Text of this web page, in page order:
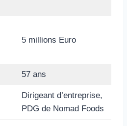
5 millions Euro
57 ans
Dirigeant d’entreprise,
PDG de Nomad Foods